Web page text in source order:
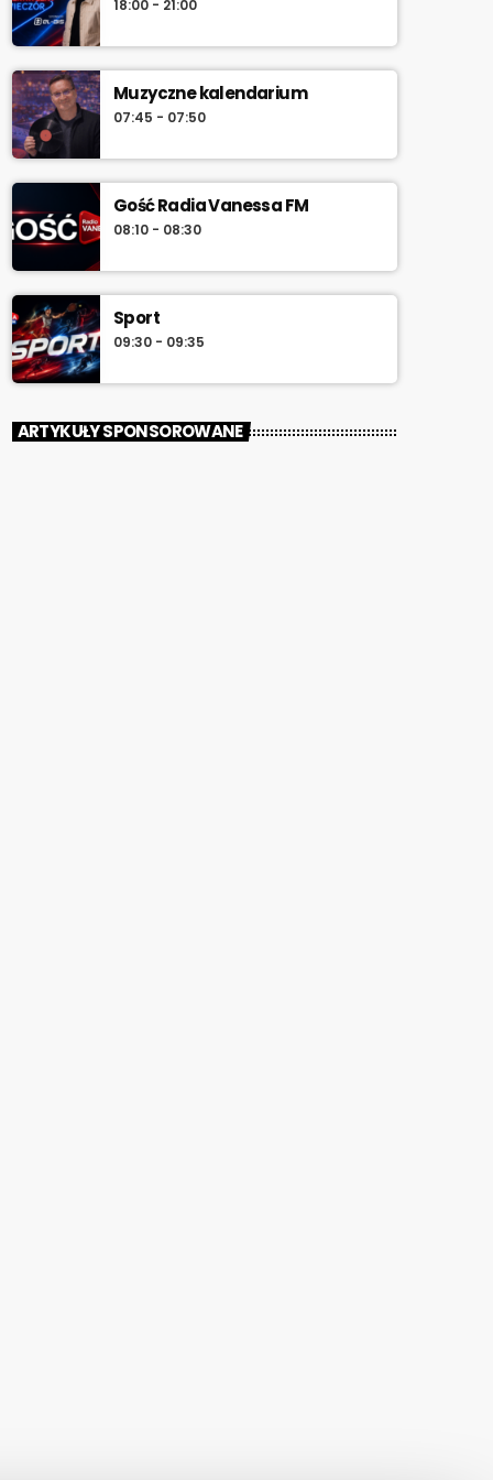
południa.
18:00 - 21:00
Muzyczne kalendarium
07:45 - 07:50
Gość Radia Vanessa FM
08:10 - 08:30
Sport
09:30 - 09:35
ARTYKUŁY SPONSOROWANE